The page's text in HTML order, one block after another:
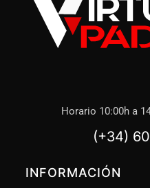
Horario 10:00h a
(+34)
INFORMACIÓN